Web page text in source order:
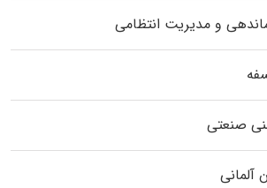
و مدیریت انتظامی
صنعتی
آلمانی